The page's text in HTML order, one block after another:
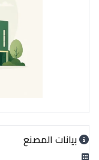
بيانات المصنع